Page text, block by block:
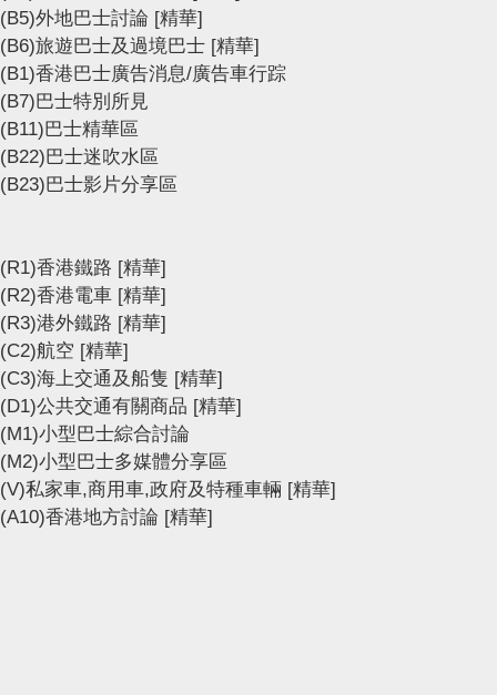
(B5)外地巴士討論 [精華]
(B6)旅遊巴士及過境巴士 [精華]
(B1)香港巴士廣告消息/廣告車行踪
(B7)巴士特別所見
(B11)巴士精華區
(B22)巴士迷吹水區
(B23)巴士影片分享區
(R1)香港鐵路 [精華]
(R2)香港電車 [精華]
(R3)港外鐵路 [精華]
(C2)航空 [精華]
(C3)海上交通及船隻 [精華]
(D1)公共交通有關商品 [精華]
(M1)小型巴士綜合討論
(M2)小型巴士多媒體分享區
(V)私家車,商用車,政府及特種車輛 [精華]
(A10)香港地方討論 [精華]